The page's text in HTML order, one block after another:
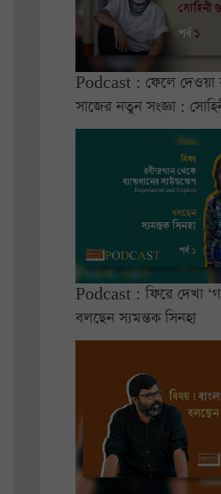
Podcast : ফেলে
সাজের নতুন সংজ্ঞা :
Podcast : ফিরে দেখা
বলছেন স্যমন্তক সিনহা